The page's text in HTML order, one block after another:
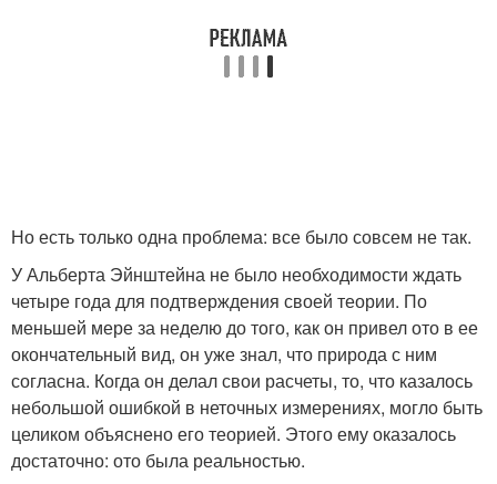
Но есть только одна проблема: все было совсем не так.
У Альберта Эйнштейна не было необходимости ждать
четыре года для подтверждения своей теории. По
меньшей мере за неделю до того, как он привел ото в ее
окончательный вид, он уже знал, что природа с ним
согласна. Когда он делал свои расчеты, то, что казалось
небольшой ошибкой в неточных измерениях, могло быть
целиком объяснено его теорией. Этого ему оказалось
достаточно: ото была реальностью.